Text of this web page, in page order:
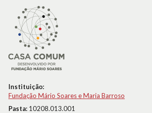
Instituição:
Fundação Mário Soares e Maria Barroso
Pasta: 10208.013.001